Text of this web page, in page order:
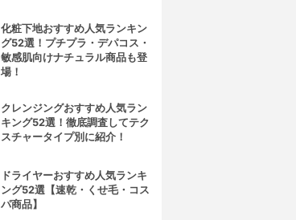
化粧下地おすすめ人気ランキン
グ52選！プチプラ・デパコス・
敏感肌向けナチュラル商品も登
場！
クレンジングおすすめ人気ラン
キング52選！徹底調査してテク
スチャータイプ別に紹介！
ドライヤーおすすめ人気ランキ
ング52選【速乾・くせ毛・コス
パ商品】